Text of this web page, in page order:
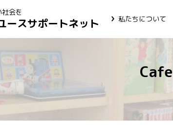
会を
ースサポートネット 私たちについて
Cafe